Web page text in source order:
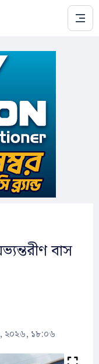
বাস
২০২৬, ১৮:০৬